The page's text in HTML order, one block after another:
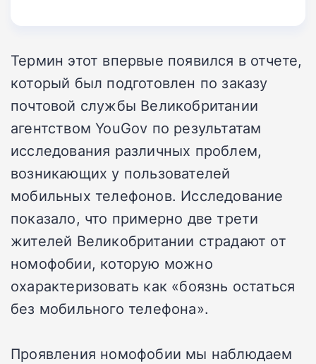
Термин этот впервые появился в отчете,
который был подготовлен по заказу
почтовой службы Великобритании
агентством YouGov по результатам
исследования различных проблем,
возникающих у пользователей
мобильных телефонов. Исследование
показало, что примерно две трети
жителей Великобритании страдают от
номофобии, которую можно
охарактеризовать как «боязнь остаться
без мобильного телефона».
Проявления номофобии мы наблюдаем